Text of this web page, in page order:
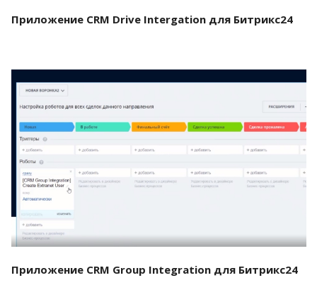
Приложение CRM Drive Intergation для Битрикс24
Смотреть проект
Приложение CRM Group Integration для Битрикс24